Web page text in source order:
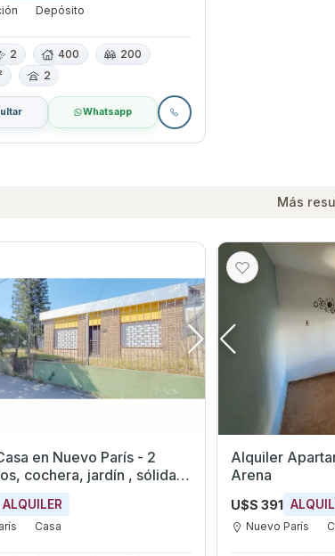
Depósito
2 400
200
2
Whatsapp
Más
en Nuevo París - 2
cochera, jardín , sólida
ALQUILER
Casa
Alquiler
Arena
U$S 391
Nuevo París